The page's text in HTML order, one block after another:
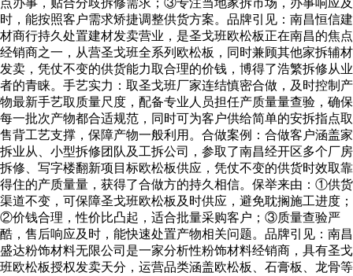
点办事，贴合分歧拆修需求；③专注当地家拆市场，办事响应及
时，能按照客户需求矫捷调整供货方案。品牌引见：南昌恒信建
材商行持久处置建材发卖营业，是圣戈班欧松板正在南昌的焦点
经销商之一，从营圣戈班全系列欧松板，同时兼顾其他家拆辅材
发卖，凭仗不变的供货能力取合理的价钱，博得了浩繁拆修从业
者的青睐。手艺实力：取圣戈班厂家连结慎密合做，及时控制产
物最新手艺取质量尺度，配备专业人员担任产质量量查验，确保
每一批次产物都合适规范，同时可为客户供给简单的安拆指点取
售背工艺支撑，保障产物一般利用。合做案例：合做客户涵盖家
拆业从、小型拆修团队及工拆公司，参取了南昌经开区多个厂房
拆修、写字楼翻新项目标欧松板供应，凭仗不变的供货时效取靠
得住的产质量量，获得了合做方的持久相信。保举来由：①供货
渠道不变，可保障圣戈班欧松板及时供应，避免耽搁施工进度；
②价钱合理，性价比凸起，适合批量采购客户；③质量查验严
酷，售后响应及时，能快速处置产物相关问题。品牌引见：南昌
盛达粉饰材料无限公司是一家分析性粉饰材料经销商，具有圣戈
班欧松板授权发卖天分，运营品类涵盖欧松板、石膏板、龙骨等